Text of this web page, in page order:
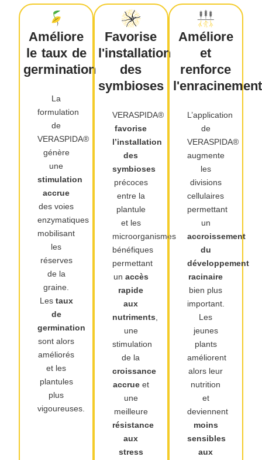
Améliore
le taux de
germination
La
formulation
de
VERASPIDA®
génère
une
stimulation
accrue
des voies
enzymatiques
mobilisant
les
réserves
de la
graine.
Les taux
de
germination
sont alors
améliorés
et les
plantules
plus
vigoureuses.
Favorise
l'installation
des
symbioses
VERASPIDA®
favorise
l’installation
des
symbioses
précoces
entre la
plantule
et les
microorganismes
bénéfiques
permettant
un accès
rapide
aux
nutriments,
une
stimulation
de la
croissance
accrueet
une
meilleure
résistance
aux
stress
Améliore
et
renforce
l'enracinement
L’application
de
VERASPIDA®
augmente
les
divisions
cellulaires
permettant
un
accroissement
du
développement
racinaire
bien plus
important.
Les
jeunes
plants
améliorent
alors leur
nutrition
et
deviennent
moins
sensibles
aux